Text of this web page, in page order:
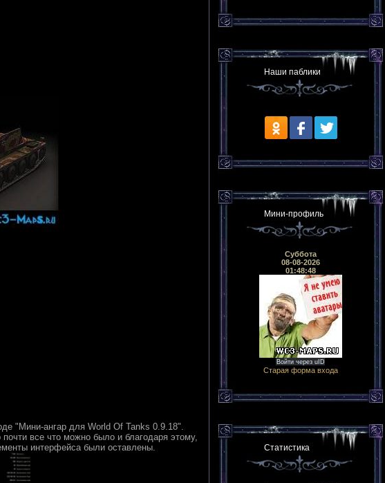
"Мини-ангар для World Of Tanks 0.9.18".
почти все что можно было и благодаря этому,
интерфейса были оставлены.
Наши паблики
Мини-профиль
Суббота
08-08-2026
01:48:48
Войти через uID
Старая форма входа
Статистика